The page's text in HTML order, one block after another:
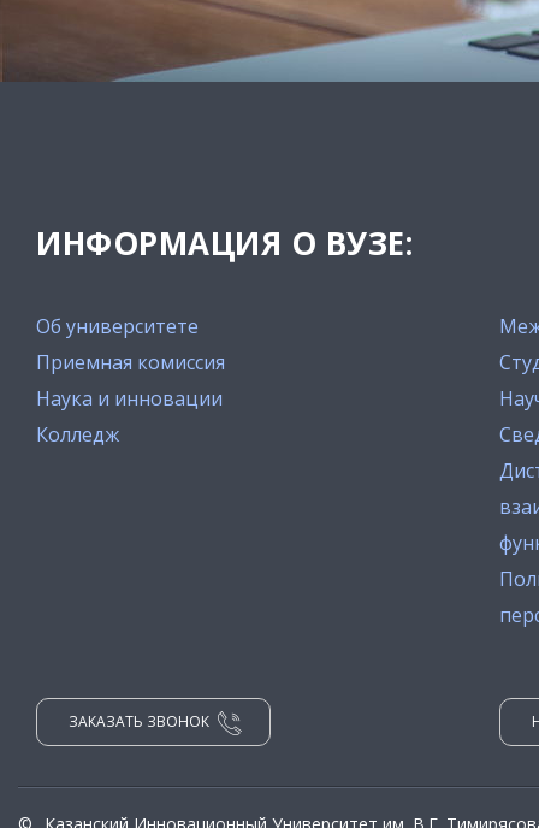
ИНФОРМАЦИЯ О ВУЗЕ:
Об университете
Приемная комиссия
Наука и инновации
Колледж
ЗАКАЗАТЬ ЗВОНОК
©
Казанский Инновационный Университет им. В.Г.